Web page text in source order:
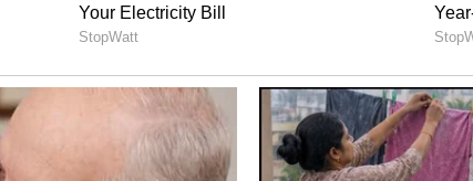
ಸಿಟ್ಟು, ವಧುವನ್ನು ಮಂಟಪದಿಂದ ಕೆಳಕ್ಕೆ ತಳ್ಳಿದ ವರ!